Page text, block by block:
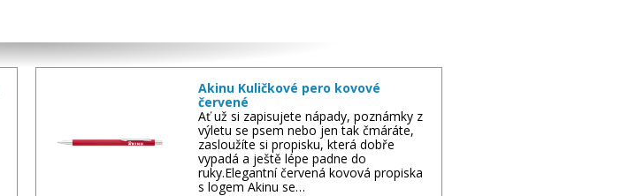
Akinu Kuličkové pero kovové
červené
Ať už si zapisujete nápady, poznámky z
výletu se psem nebo jen tak čmáráte,
zasloužíte si propisku, která dobře
vypadá a ještě lépe padne do
ruky.Elegantní červená kovová propiska
s logem Akinu se…